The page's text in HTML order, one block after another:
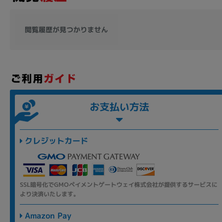
閲覧履歴が見つかりません
お支払い方法
クレジットカード
SSL暗号化でGMOペイメントゲートウェイ株式会社が提供するサービスに
より決済いたします。
Amazon Pay